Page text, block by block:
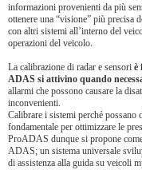
informazioni provenienti da più
ottenere una “visione” più precisa
con altri sistemi all’interno del
operazioni del veicolo.
La calibrazione di radar e sensori è
ADAS si attivino quando
allarmi che possono causare la
inconvenienti.
Calibrare i sistemi perché possano
fondamentale per ottimizzare le
ProADAS dunque si propone
ADAS; un sistema universale
di assistenza alla guida su veicoli